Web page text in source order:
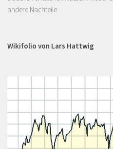
andere Nachteile.
Wikifolio von Lars Hattwig